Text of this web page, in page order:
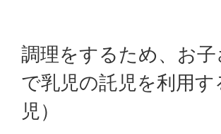
調理をするため、お
で乳児の託児を利用
児）